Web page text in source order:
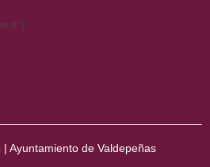
Ayuntamiento de Valdepeñas